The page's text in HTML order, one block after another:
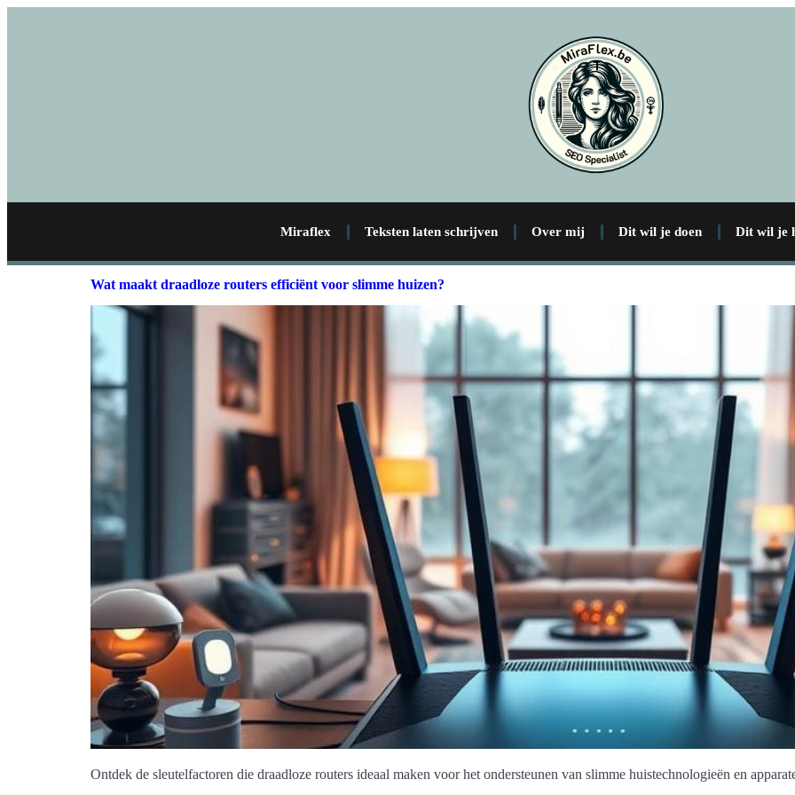
Miraflex Teksten laten schrijven Over mij Dit wil je doen Dit wil je
Wat maakt draadloze routers efficiënt voor slimme huizen?
Ontdek de sleutelfactoren die draadloze routers ideaal maken voor het ondersteunen van slimme huistechnologieën en